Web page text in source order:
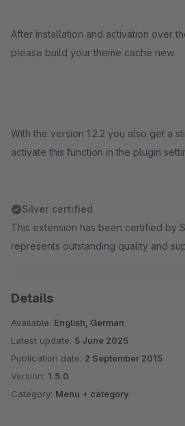
After installation and activation over
please build your theme cache new.
With the version 1.2.2 you also get a
activate this function in the plugin
Silver certified
This extension has been certified by
represents outstanding quality and
Details
Available: English, German
Latest update: 5 June 2025
Publication date: 2 September 2015
Version: 1.5.0
Category: Menu + category